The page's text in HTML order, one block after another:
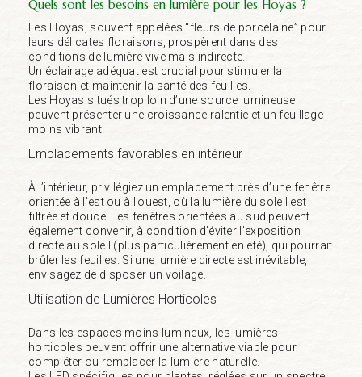
Quels sont les besoins en lumière pour les Hoyas ?
Les Hoyas, souvent appelées “fleurs de porcelaine” pour
leurs délicates floraisons, prospèrent dans des
conditions de lumière vive mais indirecte.
Un éclairage adéquat est crucial pour stimuler la
floraison et maintenir la santé des feuilles.
Les Hoyas situés trop loin d’une source lumineuse
peuvent présenter une croissance ralentie et un feuillage
moins vibrant.
Emplacements favorables en intérieur
À l’intérieur, privilégiez un emplacement près d’une fenêtre
orientée à l’est ou à l’ouest, où la lumière du soleil est
filtrée et douce. Les fenêtres orientées au sud peuvent
également convenir, à condition d’éviter l’exposition
directe au soleil (plus particulièrement en été), qui pourrait
brûler les feuilles. Si une lumière directe est inévitable,
envisagez de disposer un voilage.
Utilisation de Lumières Horticoles
Dans les espaces moins lumineux, les lumières
horticoles peuvent offrir une alternative viable pour
compléter ou remplacer la lumière naturelle.